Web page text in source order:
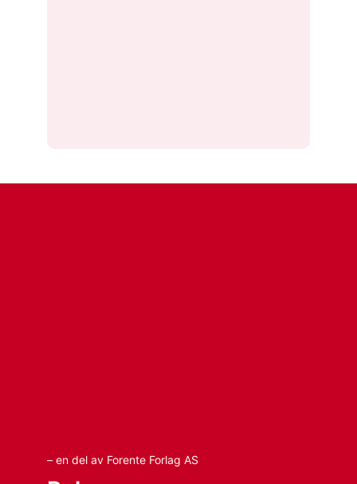
– en del av Forente Forlag AS